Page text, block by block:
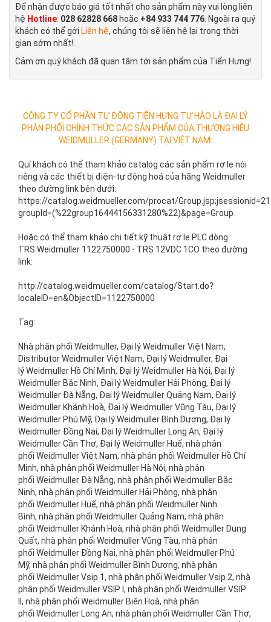
Để nhận được báo giá tốt nhất cho sản phẩm này vui lòng liên
hệ Hotline: 028 62828 668 hoặc +84 933 744 776. Ngoài ra quý
khách có thể gởi Liên hệ, chúng tôi sẽ liên hệ lại trong thời
gian sớm nhất!.
Cảm ơn quý khách đã quan tâm tới sản phẩm của Tiến Hưng!
CÔNG TY CỔ PHẦN TỰ ĐỘNG TIẾN HƯNG TỰ HÀO LÀ ĐẠI LÝ
PHÂN PHỐI CHÍNH THỨC CÁC SẢN PHẨM CỦA THƯƠNG HIỆU
WEIDMULLER (GERMANY) TẠI VIỆT NAM:
Quí khách có thể tham khảo catalog các sản phẩm rơ le nói
riêng và các thiết bị điện-tự động hoá của hãng Weidmuller
theo đường link bên dưới:
https://catalog.weidmueller.com/procat/
groupId=(%22group16444156331280%22)&page=Group
Hoặc có thể tham khảo chi tiết kỹ thuật rơ le PLC dòng
TRS Weidmuller 1122750000 - TRS 12VDC 1CO theo đường
link:
http://catalog.weidmueller.com/catalog/Start.do?
localeID=en&ObjectID=1122750000
Tag:
Nhà phân phối Weidmuller, Đại lý Weidmuller Việt Nam,
Distributor Weidmuller Việt Nam, Đại lý Weidmuller, Đại
lý Weidmuller Hồ Chí Minh, Đại lý Weidmuller Hà Nội, Đại lý
Weidmuller Bắc Ninh, Đại lý Weidmuller Hải Phòng, Đại lý
Weidmuller Đà Nẵng, Đại lý Weidmuller Quảng Nam, Đại lý
Weidmuller Khánh Hoà, Đại lý Weidmuller Vũng Tàu, Đại lý
Weidmuller Phú Mỹ, Đại lý Weidmuller Bình Dương, Đại lý
Weidmuller Đồng Nai, Đại lý Weidmuller Long An, Đại lý
Weidmuller Cần Thơ, Đại lý Weidmuller Huế, nhà phân
phối Weidmuller Việt Nam, nhà phân phối Weidmuller Hồ Chí
Minh, nhà phân phối Weidmuller Hà Nội, nhà phân
phối Weidmuller Đà Nẵng, nhà phân phối Weidmuller Bắc
Ninh, nhà phân phối Weidmuller Hải Phòng, nhà phân
phối Weidmuller Huế, nhà phân phối Weidmuller Ninh
Bình, nhà phân phối Weidmuller Quảng Nam, nhà phân
phối Weidmuller Khánh Hoà, nhà phân phối Weidmuller Dung
Quất, nhà phân phối Weidmuller Vũng Tàu, nhà phân
phối Weidmuller Đồng Nai, nhà phân phối Weidmuller Phú
Mỹ, nhà phân phối Weidmuller Bình Dương, nhà phân
phối Weidmuller Vsip 1, nhà phân phối Weidmuller Vsip 2, nhà
phân phối Weidmuller VSIP I, nhà phân phối Weidmuller VSIP
II, nhà phân phối Weidmuller Biên Hoà, nhà phân
phối Weidmuller Long An, nhà phân phối Weidmuller Cần Thơ,